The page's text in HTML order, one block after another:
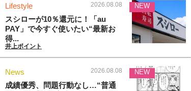
Lifestyle 2026.08.08
スシローが10％還元に！「au
PAY」で今すぐ使いたい“最新お
得...
井上ポイント
NEW
News 2026.08.08
成績優秀、問題行動なし…“普通
NEW